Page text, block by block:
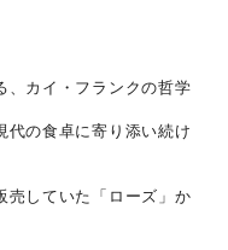
、カイ・フランクの哲学
代の食卓に寄り添い続け
していた「ローズ」か